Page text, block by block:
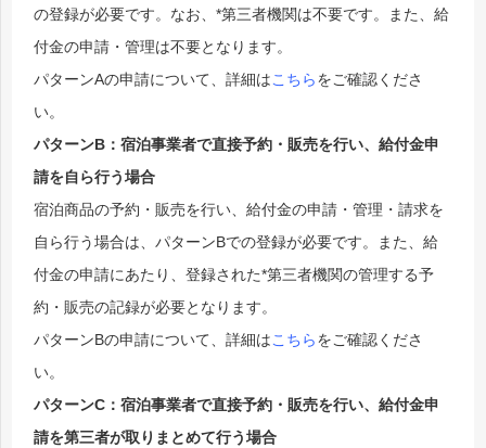
の登録が必要です。なお、*第三者機関は不要です。また、給
付金の申請・管理は不要となります。
パターンAの申請について、詳細はこちらをご確認くださ
い。
パターンB：宿泊事業者で直接予約・販売を行い、給付金申
請を自ら行う場合
宿泊商品の予約・販売を行い、給付金の申請・管理・請求を
自ら行う場合は、パターンBでの登録が必要です。また、給
付金の申請にあたり、登録された*第三者機関の管理する予
約・販売の記録が必要となります。
パターンBの申請について、詳細はこちらをご確認くださ
い。
パターンC：宿泊事業者で直接予約・販売を行い、給付金申
請を第三者が取りまとめて行う場合